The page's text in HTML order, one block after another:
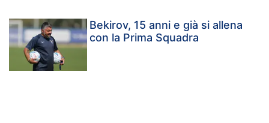
Bekirov, 15 anni e già si allena
con la Prima Squadra